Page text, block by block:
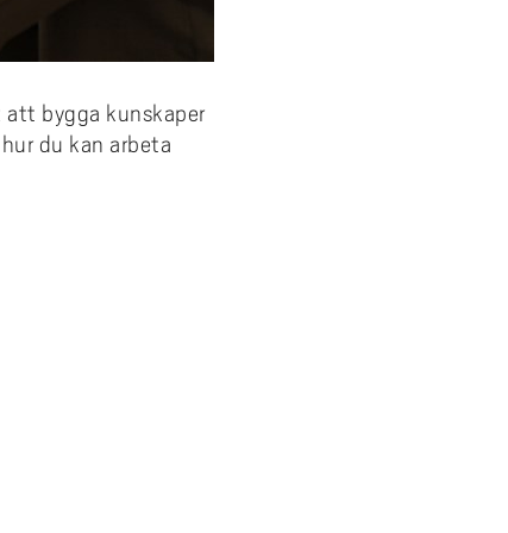
bygga kunskaper
du kan arbeta